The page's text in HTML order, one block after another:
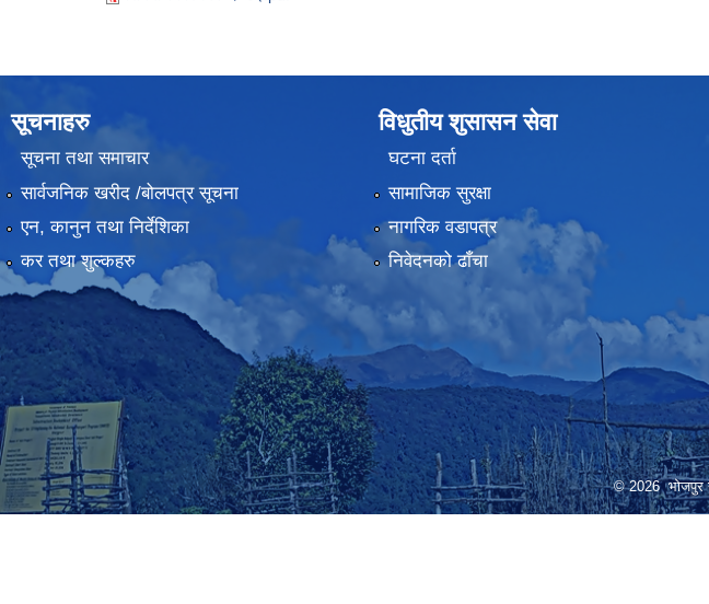
सूचनाहरु
सूचना तथा समाचार
सार्वजनिक खरीद /बोलपत्र सूचना
एन, कानुन तथा निर्देशिका
कर तथा शुल्कहरु
विधुतीय शुसासन सेवा
घटना दर्ता
सामाजिक सुरक्षा
नागरिक वडापत्र
निवेदनको ढाँचा
© 2026 भोजपुर